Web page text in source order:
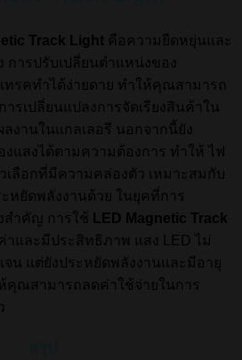
Track Light คือความยืดหยุ่นและ
การปรับเปลี่ยนตำแหน่งของ
ทรคทำได้ง่ายดาย ทำให้คุณสามารถ
รเปลี่ยนแปลงการจัดเรียงสินค้าใน
งานในแกลเลอรี นอกจากนี้ยัง
แสงได้ตามความต้องการ ทำให้ ไฟ
เลือกที่มีความคล่องตัว เหมาะสมกับ
หยัดพลังงานด้วย ในยุคที่การ
สำคัญ การใช้
LED Magnetic Track
าและมีประสิทธิภาพ แสง LED ไม่
จน แต่ยังประหยัดพลังงานและมีอายุ
คุณสามารถลดค่าใช้จ่ายในการ